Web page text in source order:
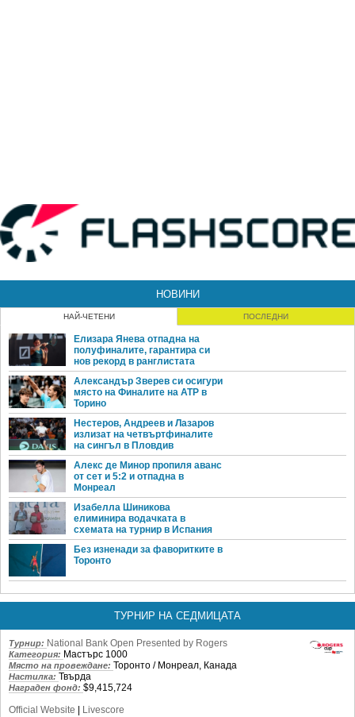
НОВИНИ
НАЙ-ЧЕТЕНИ ПОСЛЕДНИ
Елизара Янева отпадна на
полуфиналите, гарантира си
нов рекорд в ранглистата
Александър Зверев си осигури
място на Финалите на ATP в
Торино
Нестеров, Андреев и Лазаров
излизат на четвъртфиналите
на сингъл в Пловдив
Алекс де Минор пропиля аванс
от сет и 5:2 и отпадна в
Монреал
Изабелла Шиникова
елиминира водачката в
схемата на турнир в Испания
Без изненади за фаворитките в
Торонто
ТУРНИР НА СЕДМИЦАТА
Турнир: National Bank Open Presented by Rogers
Категория: Мастърс 1000
Място на провеждане: Торонто / Монреал, Канада
Настилка: Твърда
Награден фонд: $9,415,724
Official Website | Livescore